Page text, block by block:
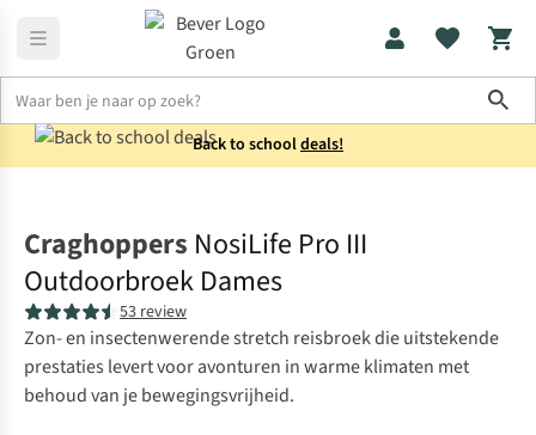
Back to schooldeals!
Craghoppers NosiLife Pro III
Outdoorbroek Dames
53 review
Zon- en insectenwerende stretch reisbroek die uitstekende
prestaties levert voor avonturen in warme klimaten met
behoud van je bewegingsvrijheid.